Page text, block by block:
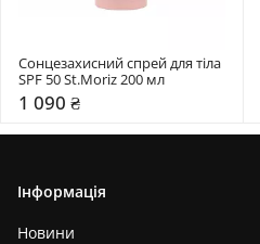
Сонцезахисний спрей для тіла
1 090 ₴
Інформація
Новини